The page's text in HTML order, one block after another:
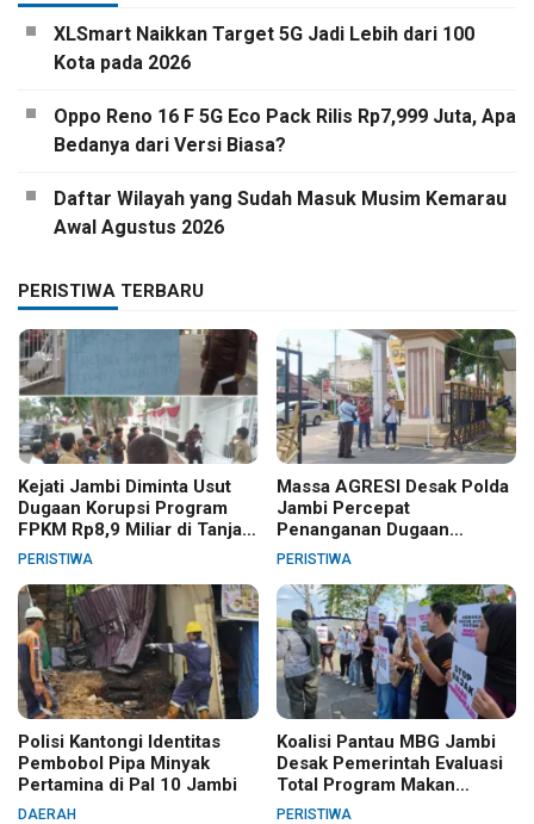
XLSmart Naikkan Target 5G Jadi Lebih dari 100
Kota pada 2026
Oppo Reno 16 F 5G Eco Pack Rilis Rp7,999 Juta, Apa
Bedanya dari Versi Biasa?
Daftar Wilayah yang Sudah Masuk Musim Kemarau
Awal Agustus 2026
PERISTIWA TERBARU
Kejati Jambi Diminta Usut
Dugaan Korupsi Program
FPKM Rp8,9 Miliar di Tanjab
Barat
PERISTIWA
Massa AGRESI Desak Polda
Jambi Percepat
Penanganan Dugaan
Pelanggaran Hak Cipta Buku
PERISTIWA
Polisi Kantongi Identitas
Pembobol Pipa Minyak
Pertamina di Pal 10 Jambi
DAERAH
Koalisi Pantau MBG Jambi
Desak Pemerintah Evaluasi
Total Program Makan
Bergizi Gratis
PERISTIWA